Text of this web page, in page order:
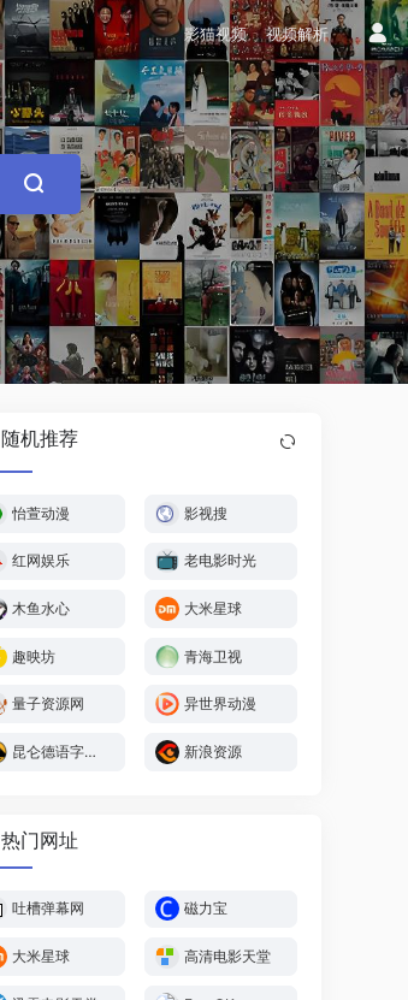
影猫视频 视频解析
随机推荐
怡萱动漫 影视搜
红网娱乐 老电影时光
木鱼水心 大米星球
趣映坊 青海卫视
量子资源网 异世界动漫
昆仑德语字幕组 新浪资源
热门网址
吐槽弹幕网 磁力宝
大米星球 高清电影天堂